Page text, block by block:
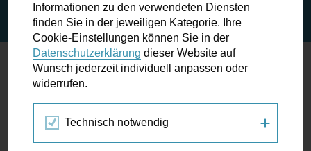
Newsletter abonnieren
Wunschbox
der Ampel ...
STARTSEITE
SPAZIERGANG KALENDER
#WOHNSTRASSENLEBEN-PICKNICK
15.
MAI
2020
Informationen zu den verwendeten Diensten
finden Sie in der jeweiligen Kategorie. Ihre
Cookie-Einstellungen können Sie in der
Datenschutzerklärung dieser Website auf
Wunsch jederzeit individuell anpassen oder
widerrufen.
Technisch notwendig